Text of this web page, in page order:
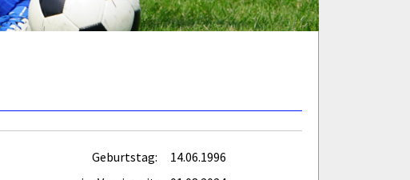
Geburtstag:
14.06.1996